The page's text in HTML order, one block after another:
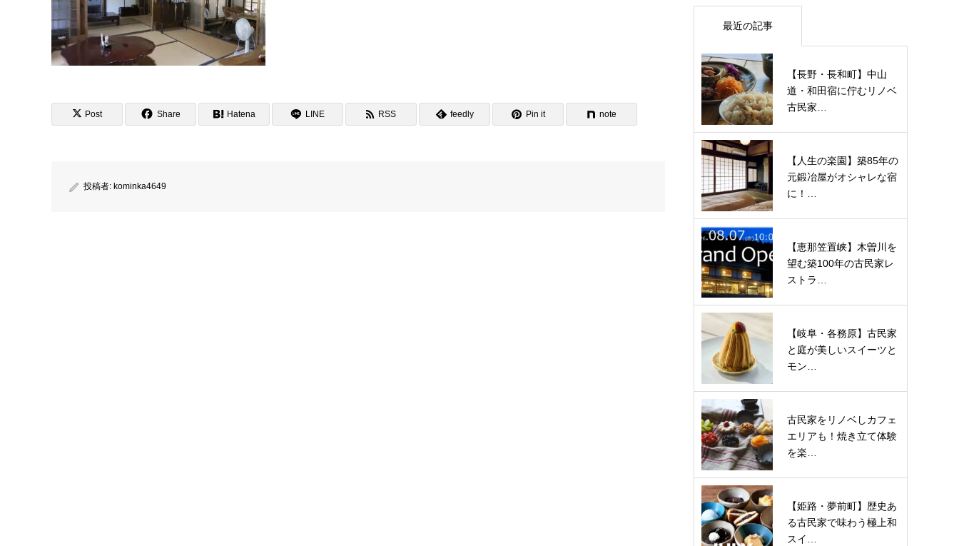
Post Share Hatena LINE RSS feedly Pin it note
投稿者: kominka4649
最近の記事
【長野・長和町】中山
道・和田宿に佇むリノベ
古民家…
【人生の楽園】築85年の
元鍛冶屋がオシャレな宿
に！…
【恵那笠置峡】木曽川を
望む築100年の古民家レ
ストラ…
【岐阜・各務原】古民家
と庭が美しいスイーツと
モン…
古民家をリノベしカフェ
エリアも！焼き立て体験
を楽…
【姫路・夢前町】歴史あ
る古民家で味わう極上和
スイ…